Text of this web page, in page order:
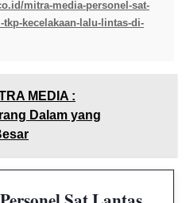
mitra-media-personel-sat-
kecelakaan-lalu-lintas-di-
MEDIA :
Dalam yang